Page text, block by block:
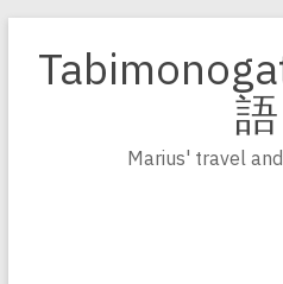
Inhalt
springen
語
Marius' travel